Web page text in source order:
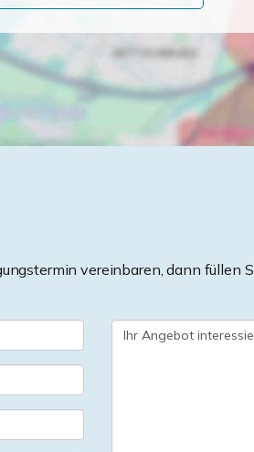
vereinbaren, dann füllen